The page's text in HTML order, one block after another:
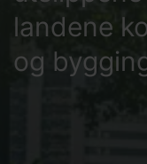
landene
og